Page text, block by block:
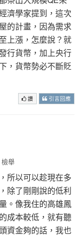
濟學家提到，這次
的計畫，因為需求
上漲，怎麼說？就
行貨幣，加上央行
，貨幣勢必不斷貶
讚 引言回應
檢舉
所以可以趁現在多
除了剛剛說的低利
。像我住的高雄鳳
成本較低，就有聽
資金夠的話，我也